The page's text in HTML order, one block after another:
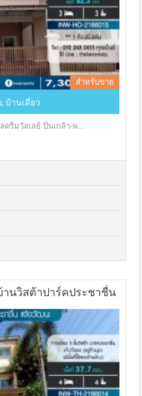
สำหรับขาย
บ้านเดี่ยว
รีมวัลเลย์ ปิ่นเกล้า-พ...
นวิสต้าปาร์คประชาชื่น